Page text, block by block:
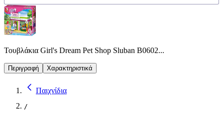
Τουβλάκια Girl's Dream Pet Shop Sluban B0602...
Περιγραφή Χαρακτηριστικά
Παιχνίδια
/